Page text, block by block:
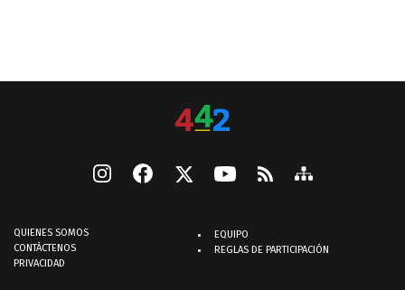
QUIENES SOMOS
CONTÁCTENOS
PRIVACIDAD
EQUIPO
REGLAS DE PARTICIPACIÓN